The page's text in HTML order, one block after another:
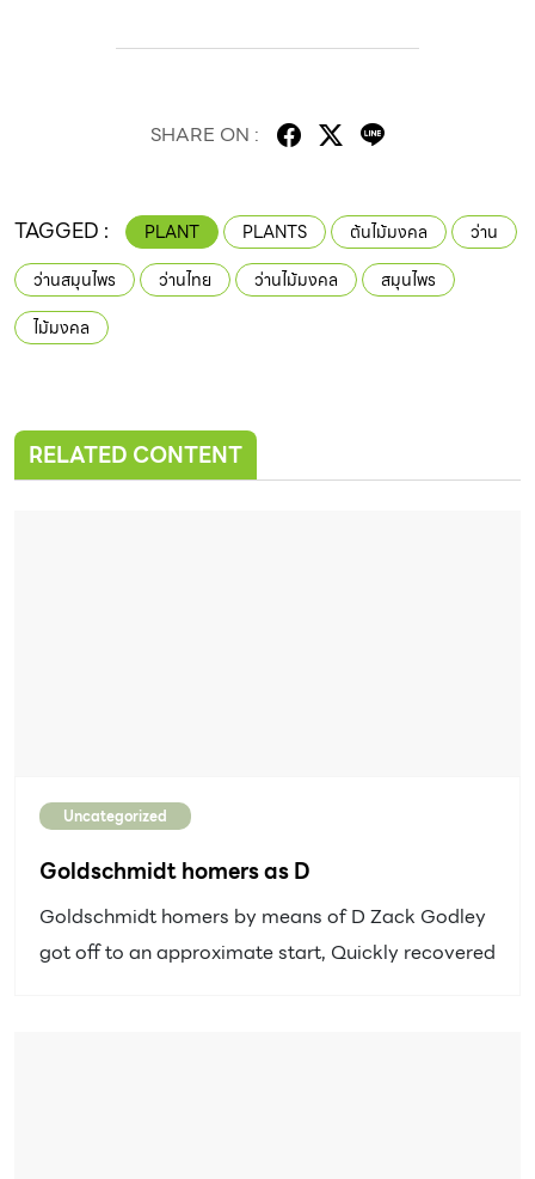
SHARE ON :
TAGGED : PLANT PLANTS ต้นไม้มงคล
ว่าน
ว่านสมุนไพร
ว่านไทย ว่านไม้มงคล
สมุนไพร
ไม้มงคล
RELATED CONTENT
Uncategorized
Goldschmidt homers as D
Goldschmidt homers by means of D Zack Godley
got off to an approximate start, Quickly recovered